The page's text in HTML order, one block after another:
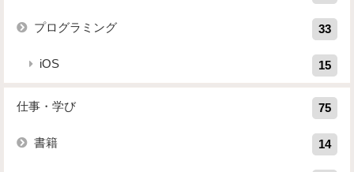
プログラミング 33
iOS 15
仕事・学び 75
書籍 14